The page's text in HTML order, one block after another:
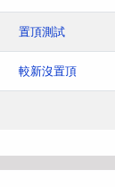
置頂測試
較新沒置頂